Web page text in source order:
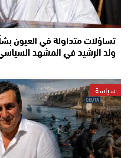
تساؤلات متداولة في العيون
ولد الرشيد في المشهد
سياسة